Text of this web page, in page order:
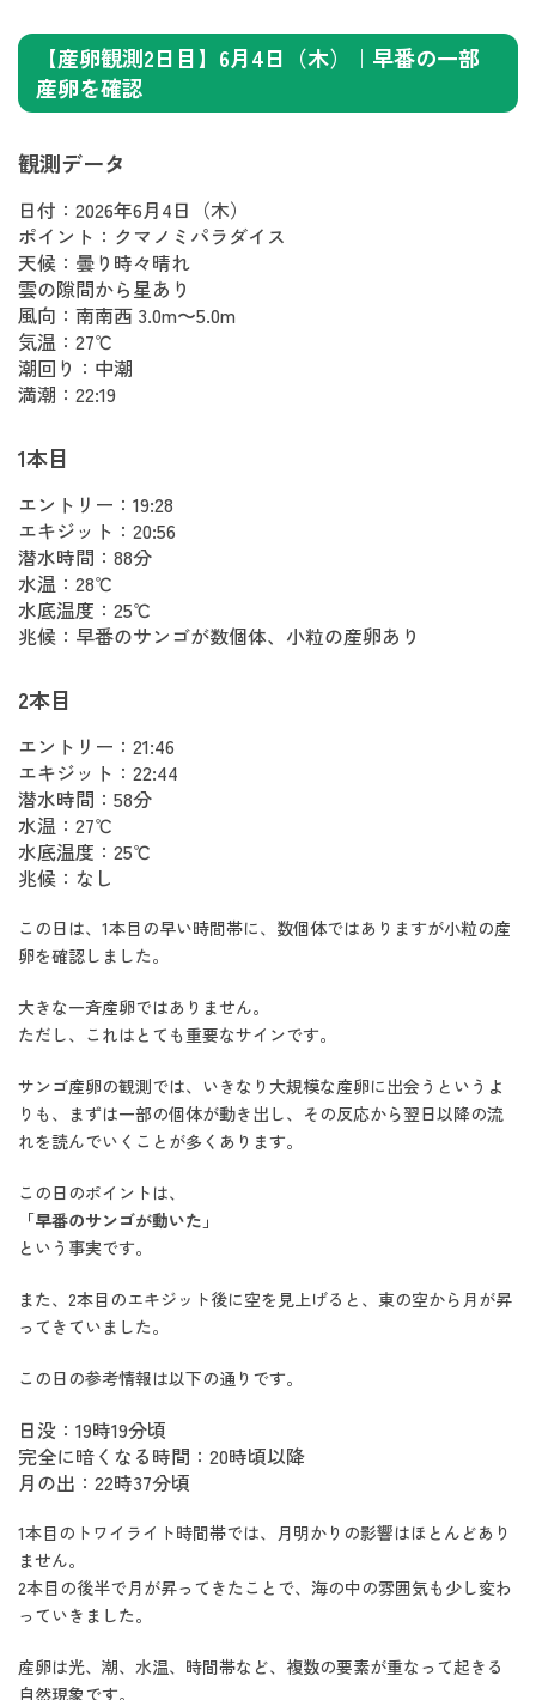
【産卵観測2日目】6月4日（木）｜早番の一部
産卵を確認
観測データ
日付：2026年6月4日（木）
ポイント：クマノミパラダイス
天候：曇り時々晴れ
雲の隙間から星あり
風向：南南西 3.0m〜5.0m
気温：27℃
潮回り：中潮
満潮：22:19
1本目
エントリー：19:28
エキジット：20:56
潜水時間：88分
水温：28℃
水底温度：25℃
兆候：早番のサンゴが数個体、小粒の産卵あり
2本目
エントリー：21:46
エキジット：22:44
潜水時間：58分
水温：27℃
水底温度：25℃
兆候：なし
この日は、1本目の早い時間帯に、数個体ではありますが小粒の産
卵を確認しました。
大きな一斉産卵ではありません。
ただし、これはとても重要なサインです。
サンゴ産卵の観測では、いきなり大規模な産卵に出会うというよ
りも、まずは一部の個体が動き出し、その反応から翌日以降の流
れを読んでいくことが多くあります。
この日のポイントは、
「早番のサンゴが動いた」
という事実です。
また、2本目のエキジット後に空を見上げると、東の空から月が昇
ってきていました。
この日の参考情報は以下の通りです。
日没：19時19分頃
完全に暗くなる時間：20時頃以降
月の出：22時37分頃
1本目のトワイライト時間帯では、月明かりの影響はほとんどあり
ません。
2本目の後半で月が昇ってきたことで、海の中の雰囲気も少し変わ
っていきました。
産卵は光、潮、水温、時間帯など、複数の要素が重なって起きる
自然現象です。